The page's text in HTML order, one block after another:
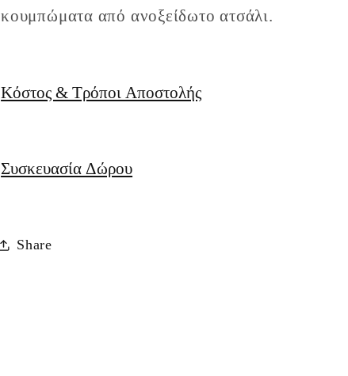
κουμπώματα από ανοξείδωτο ατσάλι.
Κόστος & Τρόποι Αποστολής
Συσκευασία Δώρου
Share